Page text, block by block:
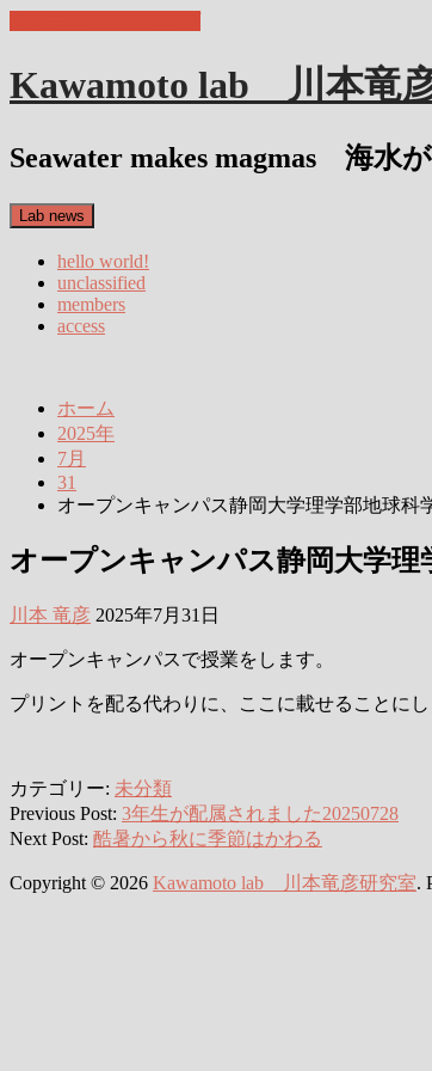
Kawamoto lab 川本竜
Seawater makes magmas 海水
Lab news
hello world!
unclassified
members
access
ホーム
2025年
7月
31
オープンキャンパス静岡大学理学部地球科
オープンキャンパス静岡大学理
川本 竜彦 2025年7月31日
オープンキャンパスで授業をします。
プリントを配る代わりに、ここに載せることに
カテゴリー: 未分類
Previous Post: 3年生が配属されました20250728
Next Post: 酷暑から秋に季節はかわる
Copyright © 2026 Kawamoto lab 川本竜彦研究室.